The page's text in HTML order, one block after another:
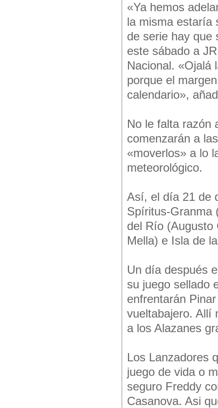
«Ya hemos
la misma estaría
de serie hay que
este sábado a
Nacional. «Ojalá
porque el
calendario»,
No le falta razón
comenzarán a
«moverlos» a lo
meteorológico.
Así, el día 21 de
Spíritus-Granma
del Río (Augusto
Mella) e Isla de
Un día después
su juego sellado
enfrentarán
vueltabajero. Allí
a los Alazanes
Los Lanzadores
juego de vida o
seguro Freddy
Casanova. Asi